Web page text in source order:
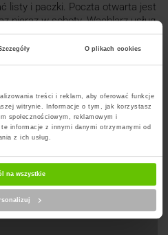
O plikach cookies
treści i reklam, aby oferować funkcje
witrynie. Informacje o tym, jak korzystasz
społecznościowym, reklamowym i
informacje z innymi danymi otrzymanymi od
z ich usług.
na wszystkie
listy i paczki. Poczta otwarta jest
nieraz w soboty. Wachlarz usług